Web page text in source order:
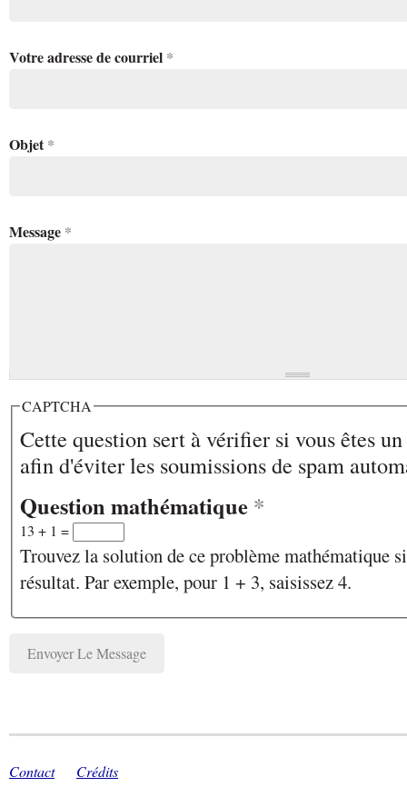
Votre adresse de courriel *
Objet*
Message *
CAPTCHA
Cette question sert à vérifier si vous êtes
afin d'éviter les soumissions de spam
Question mathématique *
13 + 1 =
Trouvez la solution de ce problème mathématique
résultat. Par exemple, pour 1 + 3, saisissez 4.
Contact Crédits